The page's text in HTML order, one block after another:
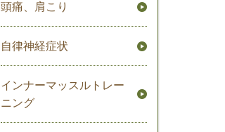
頭痛、肩こり
自律神経症状
インナーマッスルトレー
ニング